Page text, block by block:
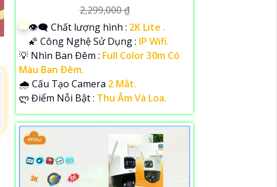
2,299,000 ₫
👁️‍🗨 Chất lượng hình : 2K Lite .
🌠 Công Nghệ Sử Dụng : IP Wifi.
💡 Nhìn Ban Đêm : Full Color 30m Có
Màu Ban Ðêm.
🌧️ Cấu Tạo Camera 2 Mắt.
️ლ Điểm Nỗi Bật : Thu Âm Và Loa.